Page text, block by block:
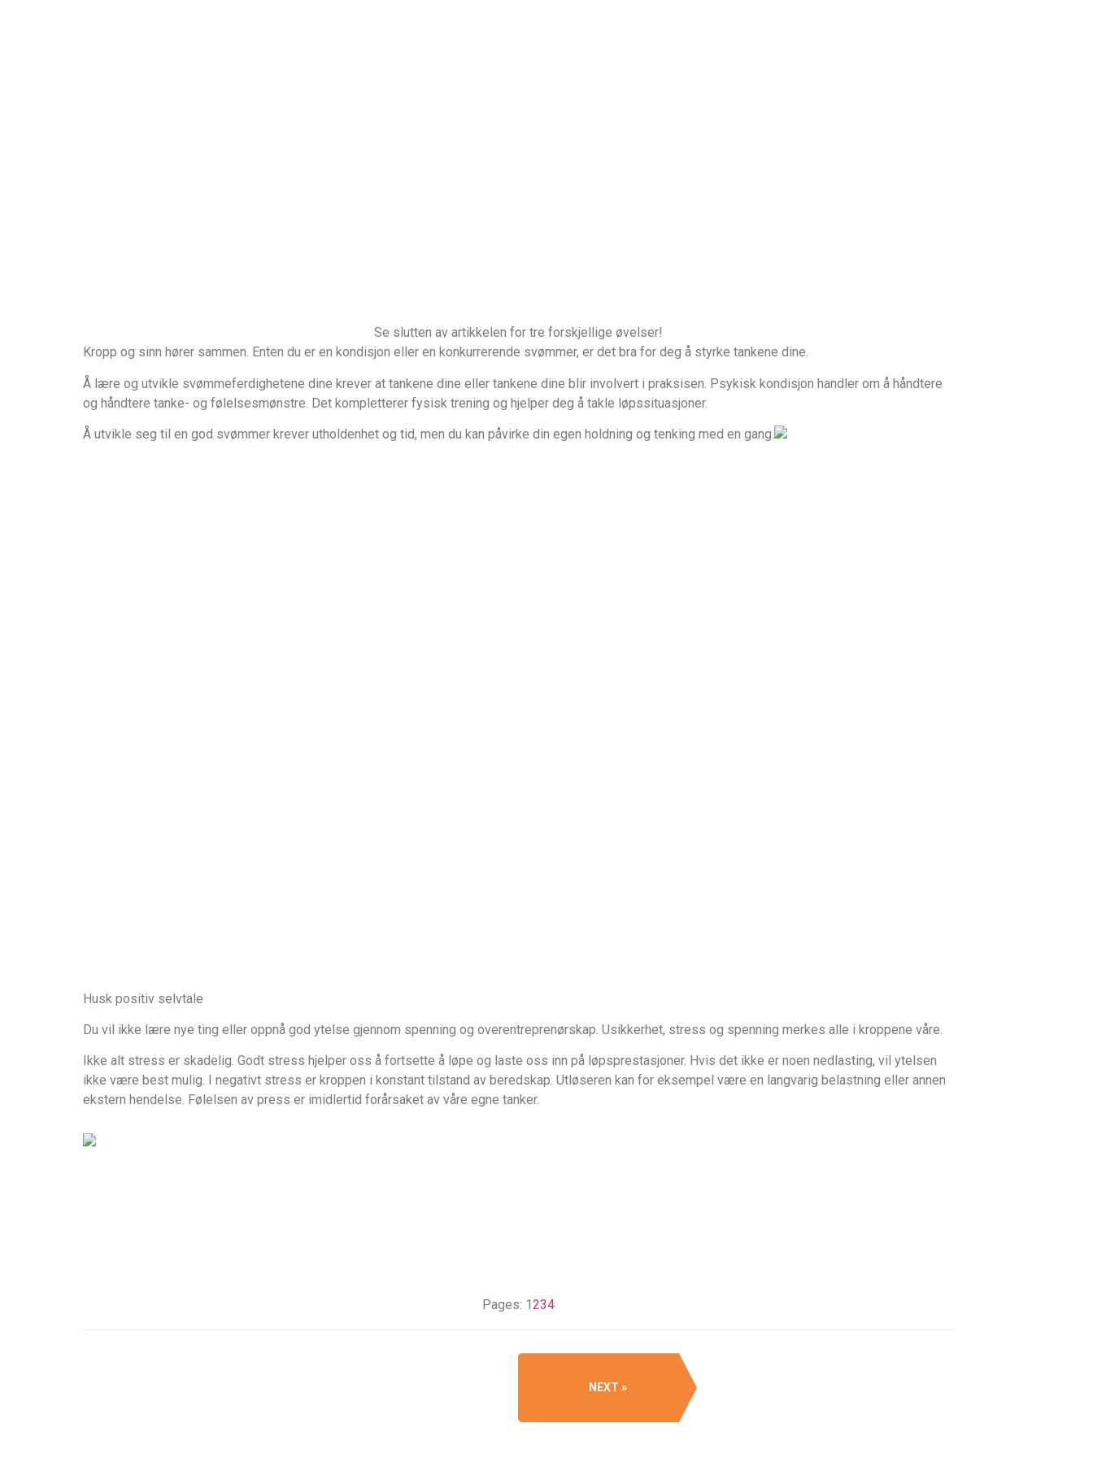
Se slutten av artikkelen for tre forskjellige øvelser!
Kropp og sinn hører sammen. Enten du er en kondisjon eller en konkurrerende svømmer, er det bra for deg å styrke tankene dine.
Å lære og utvikle svømmeferdighetene dine krever at tankene dine eller tankene dine blir involvert i praksisen. Psykisk kondisjon handler om å håndtere
og håndtere tanke- og følelsesmønstre. Det kompletterer fysisk trening og hjelper deg å takle løpssituasjoner.
Å utvikle seg til en god svømmer krever utholdenhet og tid, men du kan påvirke din egen holdning og tenking med en gang.
Husk positiv selvtale
Du vil ikke lære nye ting eller oppnå god ytelse gjennom spenning og overentreprenørskap. Usikkerhet, stress og spenning merkes alle i kroppene våre.
Ikke alt stress er skadelig. Godt stress hjelper oss å fortsette å løpe og laste oss inn på løpsprestasjoner. Hvis det ikke er noen nedlasting, vil ytelsen
ikke være best mulig. I negativt stress er kroppen i konstant tilstand av beredskap. Utløseren kan for eksempel være en langvarig belastning eller annen
ekstern hendelse. Følelsen av press er imidlertid forårsaket av våre egne tanker.
Pages: 1234
NEXT